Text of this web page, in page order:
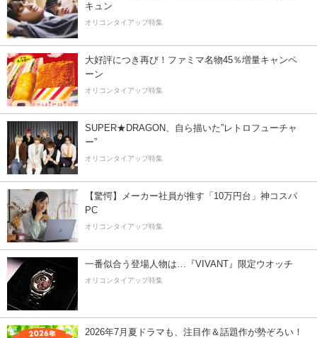
キュン
オリコンタイアップ特集
大好評につき再び！ファミマ名物45％増量キャンペ
ーン
オリコンタイアップ特集
SUPER★DRAGON、自ら描いた”レトロフューチャ
ー”
オリコンタイアップ特集
【驚愕】メーカー社員が推す「10万円台」神コスパ
PC
オリコンタイアップ特集
一番似合う登場人物は…『VIVANT』限定ウオッチ
オリコンタイアップ特集
2026年7月夏ドラマも、注目作＆話題作が勢ぞろい！